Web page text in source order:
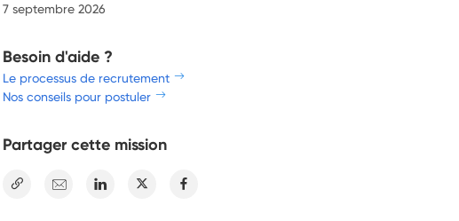
7 septembre 2026
Besoin d'aide ?
Le processus de recrutement
Nos conseils pour postuler
Partager cette mission
E-mail Linkedin Twitter